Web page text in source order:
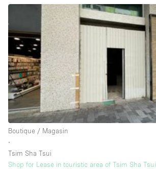
Entrée Large
Espace Avec Vue
Espace Brut
Espace Epuré / Minimaliste
Exposition Véhicules
Internet
Jardin
Lumière du Jour
Boutique / Magasin
∙
Tsim Sha Tsui
Shop for Lease in touristic area of Tsim Sha Tsui